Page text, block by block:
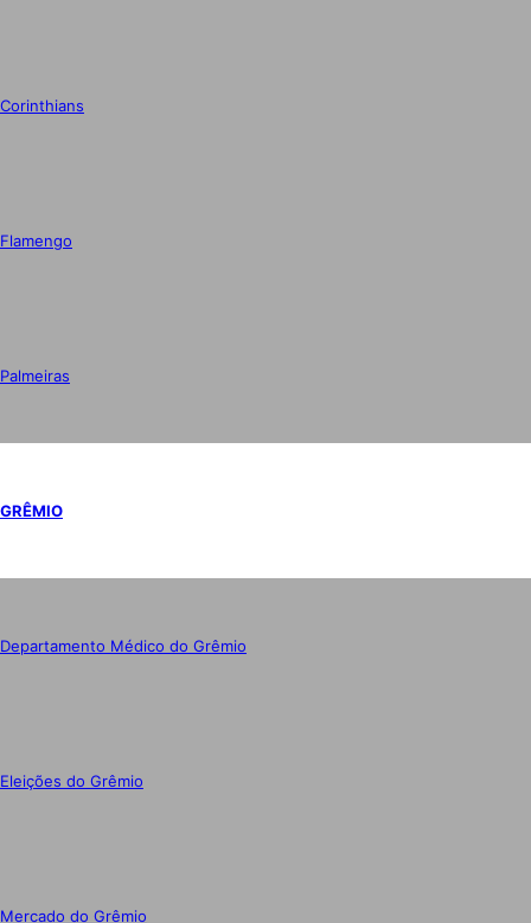
Corinthians
Flamengo
Palmeiras
GRÊMIO
Departamento Médico do Grêmio
Eleições do Grêmio
Mercado do Grêmio